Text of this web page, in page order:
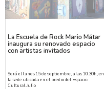
La Escuela de Rock Mario Mátar
inaugura su renovado espacio
con artistas invitados
Será el lunes 15 de septiembre, a las 10.30h, en
la sede ubicada en el predio del Espacio
Cultural Julio